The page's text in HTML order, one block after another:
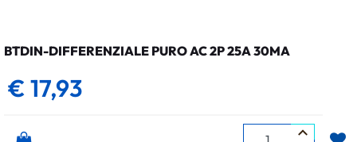
BTDIN-DIFFERENZIALE PURO AC 2P 25A 30MA
€ 17,93
Quantità